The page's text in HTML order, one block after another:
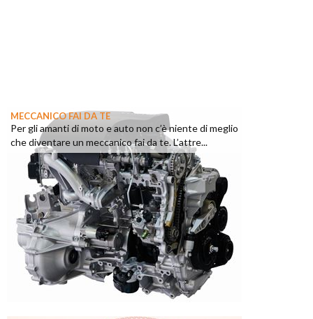
MECCANICO FAI DA TE
Per gli amanti di moto e auto non c’è niente di meglio
che diventare un meccanico fai da te. L’attre...